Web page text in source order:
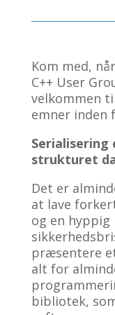
Kom med,
C++ User
velkommen
emner inden
Serialisering
strukturet
Det er
at lave
og en hyppig
præsentere
alt for
bibliotek,